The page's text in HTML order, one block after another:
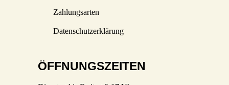
Zahlungsarten
Datenschutzerklärung
ÖFFNUNGSZEITEN